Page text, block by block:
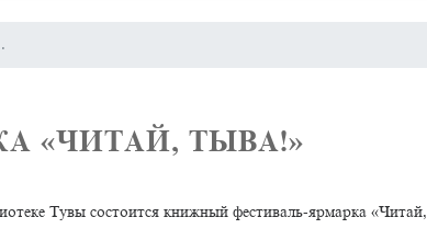
«ЧИТАЙ, ТЫВА!»
Тувы состоится книжный фестиваль-ярмарка «Читай,